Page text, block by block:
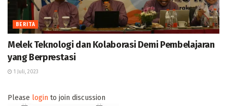
BERITA
Melek Teknologi dan Kolaborasi Demi Pembelajaran
yang Berprestasi
1 Juli, 2023
Please login to join discussion